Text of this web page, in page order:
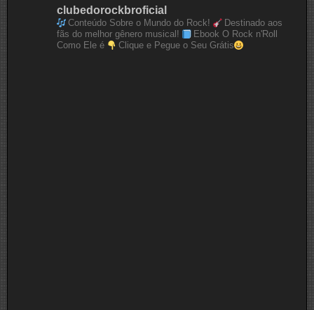
clubedorockbroficial
Conteúdo Sobre o Mundo do Rock!
Destinado aos
fãs do melhor gênero musical!
Ebook O Rock n'Roll
Como Ele é
Clique e Pegue o Seu Grátis